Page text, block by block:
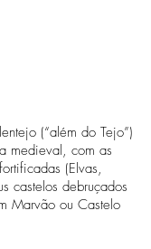
(“além do Tejo”)
medieval, com as
(Elvas,
castelos debruçados
Marvão ou Castelo